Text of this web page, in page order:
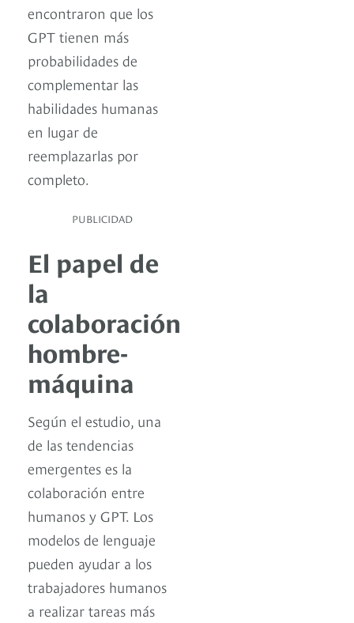
encontraron que los
GPT tienen más
probabilidades de
complementar las
habilidades humanas
en lugar de
reemplazarlas por
completo.
PUBLICIDAD
El papel de
la
colaboración
hombre-
máquina
Según el estudio, una
de las tendencias
emergentes es la
colaboración entre
humanos y GPT. Los
modelos de lenguaje
pueden ayudar a los
trabajadores humanos
a realizar tareas más